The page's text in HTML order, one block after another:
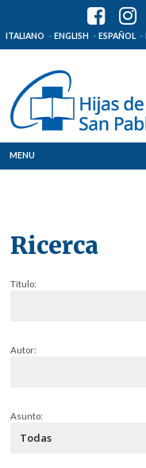
ITALIANO ENGLISH ESPAÑOL
MENU
Ricerca
Título:
Autor:
Asunto: